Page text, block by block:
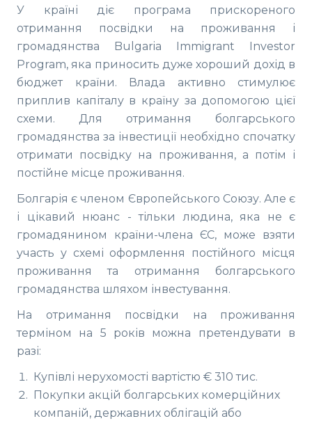
У країні діє програма прискореного
отримання посвідки на проживання і
громадянства Bulgaria Immigrant Investor
Program, яка приносить дуже хороший дохід в
бюджет країни. Влада активно стимулює
приплив капіталу в країну за допомогою цієї
схеми. Для отримання болгарського
громадянства за інвестиції необхідно спочатку
отримати посвідку на проживання, а потім і
постійне місце проживання.
Болгарія є членом Європейського Союзу. Але є
і цікавий нюанс - тільки людина, яка не є
громадянином країни-члена ЄС, може взяти
участь у схемі оформлення постійного місця
проживання та отримання болгарського
громадянства шляхом інвестування.
На отримання посвідки на проживання
терміном на 5 років можна претендувати в
разі:
Купівлі нерухомості вартістю € 310 тис.
Покупки акцій болгарських комерційних
компаній, державних облігацій або